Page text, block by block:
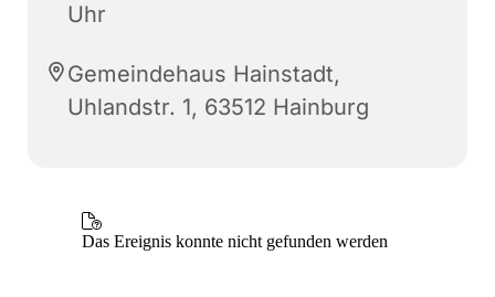
Uhr
Gemeindehaus Hainstadt,
Uhlandstr. 1, 63512 Hainburg